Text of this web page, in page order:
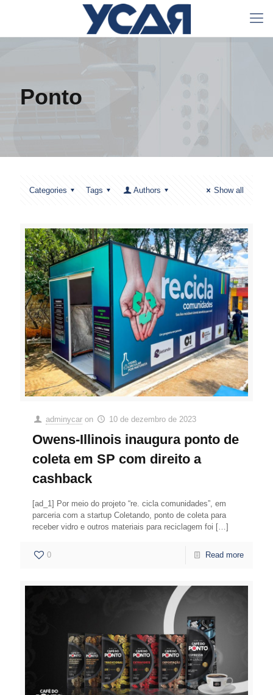
Ponto
Categories Tags Authors Show all
adminycar on 10 de dezembro de 2023
Owens-Illinois inaugura ponto de
coleta em SP com direito a
cashback
[ad_1] Por meio do projeto “re. cicla comunidades”, em
parceria com a startup Coletando, ponto de coleta para
receber vidro e outros materiais para reciclagem foi […]
0 Read more